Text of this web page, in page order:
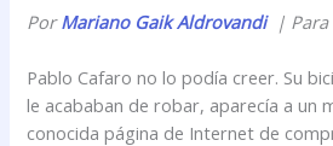
PorMariano Gaik Aldrovandi| Para
Pablo Cafaro no lo podía creer. Su
le acababan de robar, aparecía a un
conocida página de Internet de